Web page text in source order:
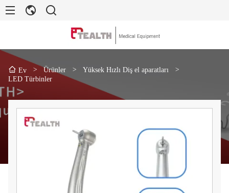
Ev > Ürünler > Yüksek Hızlı Diş el aparatları
>
LED Türbinler